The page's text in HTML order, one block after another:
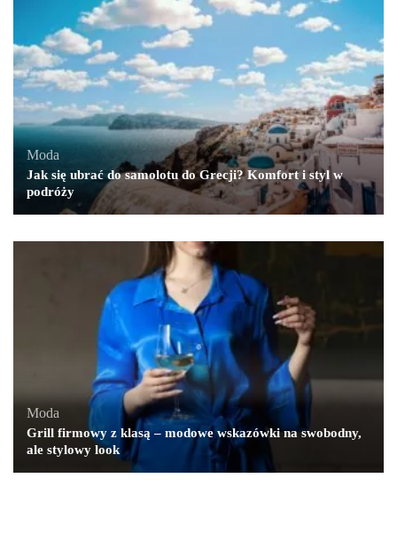
Moda
Jak się ubrać do samolotu do Grecji? Komfort i styl w
podróży
Moda
Grill firmowy z klasą – modowe wskazówki na swobodny,
ale stylowy look